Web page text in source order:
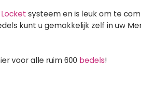
systeem en is leuk om te
kunt u gemakkelijk zelf in uw
voor alle ruim 600 bedels!